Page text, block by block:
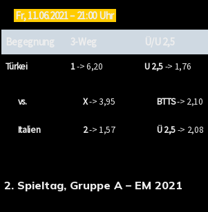
Fr, 11.06.2021 – 21:00 Uhr
Begegnung
3-Weg Ü/U 2,5
Türkei
vs.
Italien
1-> 6,20
X-> 3,95
2-> 1,57
U 2,5-> 1,76
BTTS-> 2,10
Ü 2,5-> 2,08
2. Spieltag, Gruppe A – EM 2021